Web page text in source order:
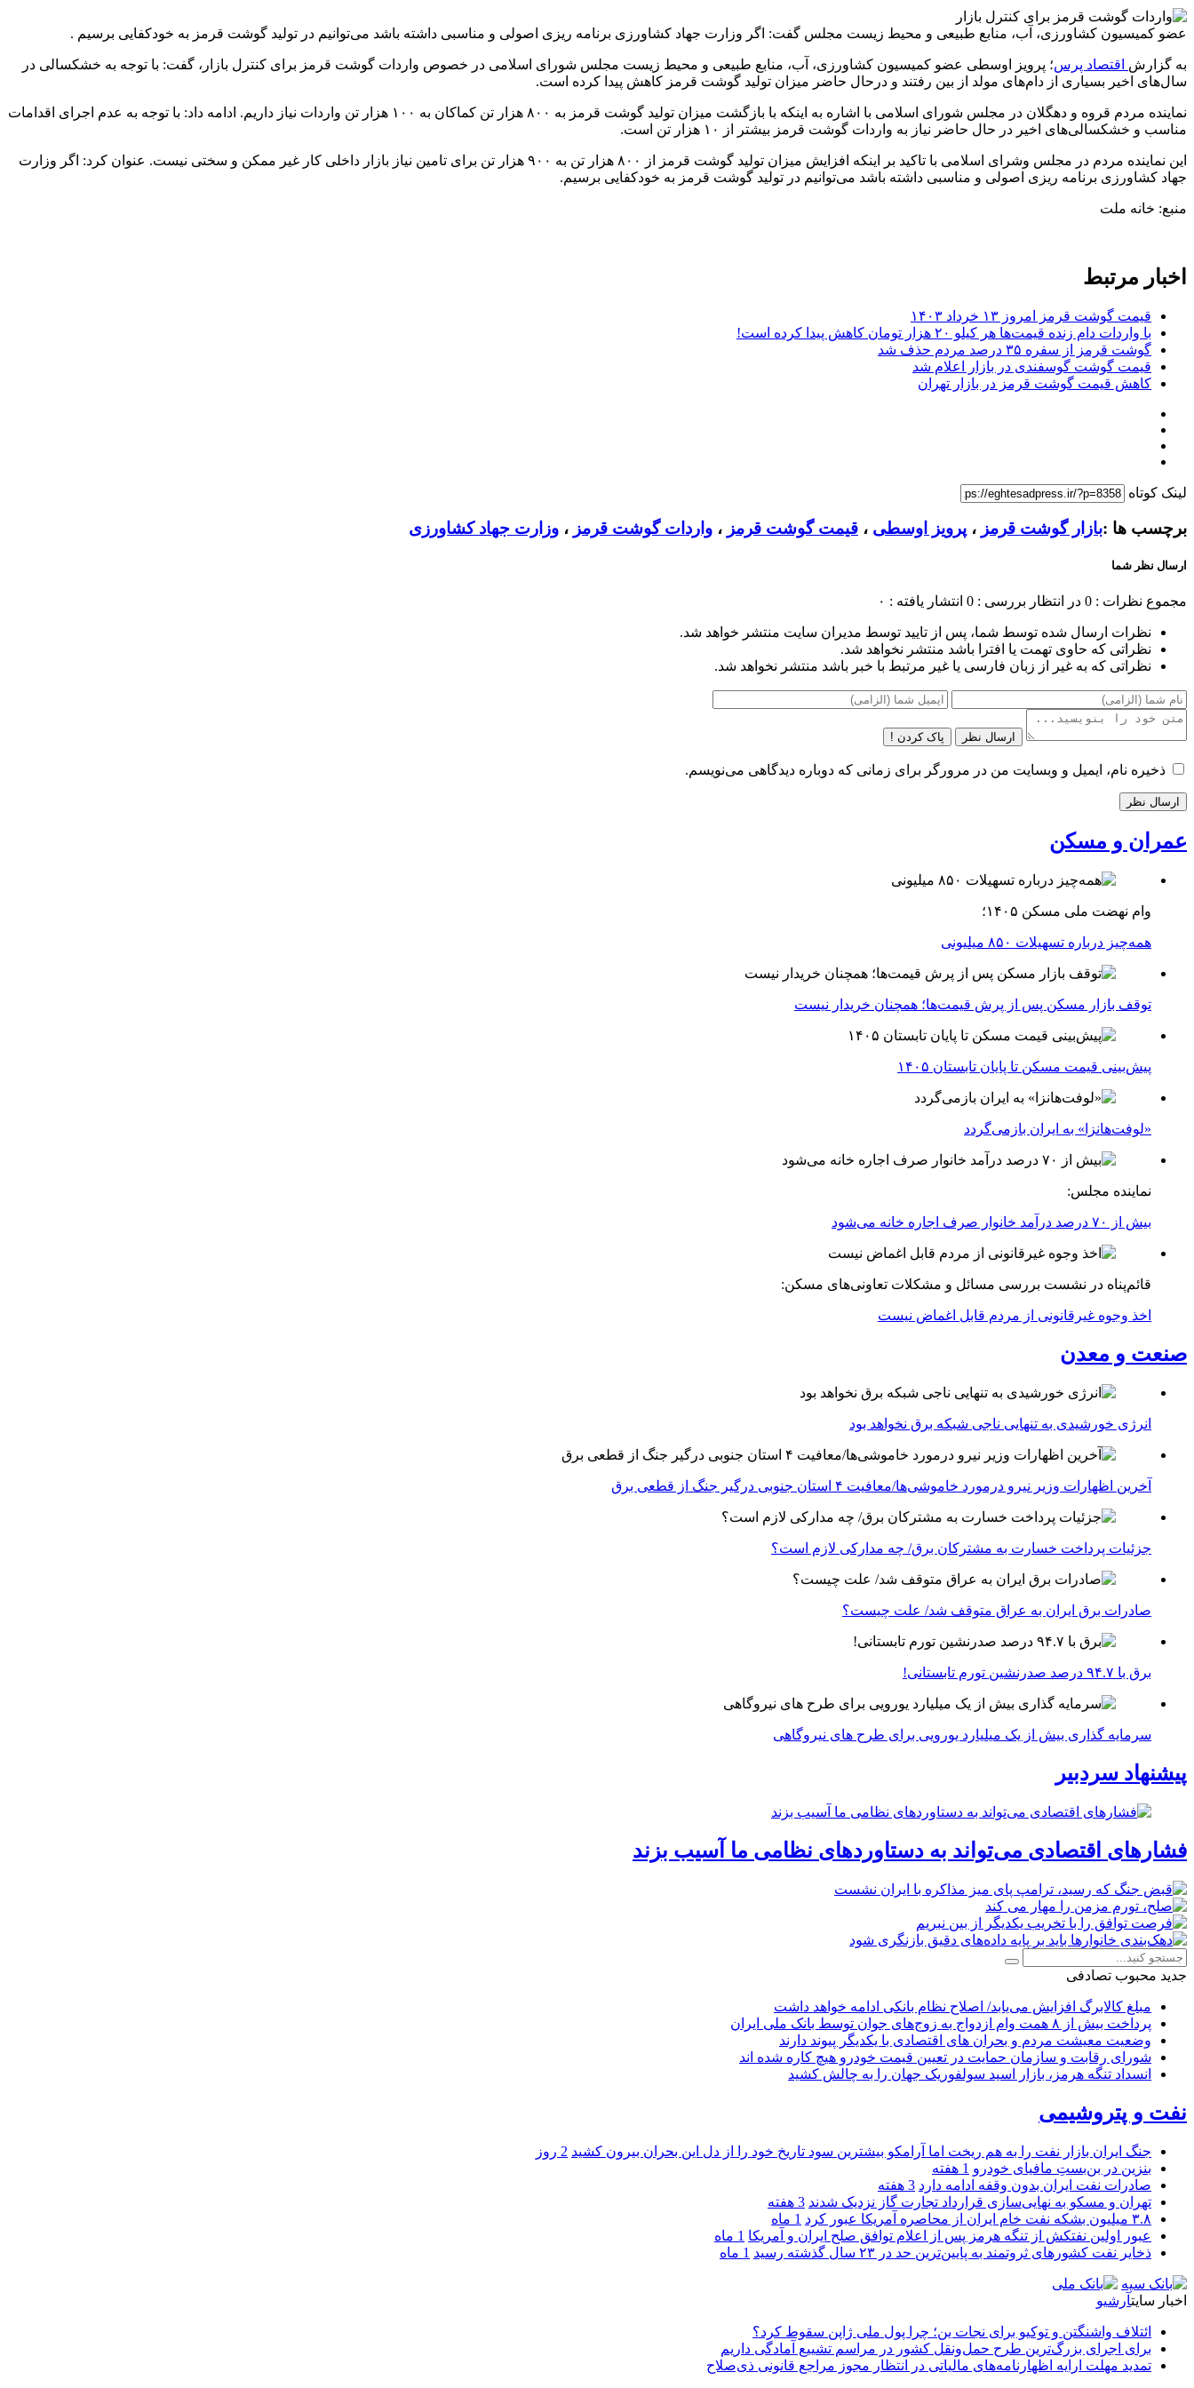
عضو کمیسیون کشاورزی، آب، منابع طبیعی و محیط زیست مجلس گفت: اگر وزارت جهاد کشاورزی برنامه ریزی اصولی و مناسبی داشته باشد می‌توانیم در تولید گوشت قرمز به خودکفایی برسیم .
به گزارش اقتصاد پرس؛ پرویز اوسطی عضو کمیسیون کشاورزی، آب، منابع طبیعی و محیط زیست مجلس شورای اسلامی در خصوص واردات گوشت قرمز برای کنترل بازار، گفت: با توجه به خشکسالی در
سال‌های اخیر بسیاری از دام‌های مولد از بین رفتند و درحال حاضر میزان تولید گوشت قرمز کاهش پیدا کرده است.
نماینده مردم قروه و دهگلان در مجلس شورای اسلامی با اشاره به اینکه با بازگشت میزان تولید گوشت قرمز به ۸۰۰ هزار تن کماکان به ۱۰۰ هزار تن واردات نیاز داریم. ادامه داد: با توجه به عدم اجرای اقدامات
مناسب و خشکسالی‌های اخیر در حال حاضر نیاز به واردات گوشت قرمز بیشتر از ۱۰ هزار تن است.
این نماینده مردم در مجلس وشرای اسلامی با تاکید بر اینکه افزایش میزان تولید گوشت قرمز از ۸۰۰ هزار تن به ۹۰۰ هزار تن برای تامین نیاز بازار داخلی کار غیر ممکن و سختی نیست. عنوان کرد: اگر وزارت
جهاد کشاورزی برنامه ریزی اصولی و مناسبی داشته باشد می‌توانیم در تولید گوشت قرمز به خودکفایی برسیم.
منبع: خانه ملت
اخبار مرتبط
قیمت گوشت قرمز امروز ۱۳ خرداد ۱۴۰۳
با واردات دام زنده قیمت‌ها هر کیلو ۲۰ هزار تومان کاهش پیدا کرده است!
گوشت قرمز از سفره ۳۵ درصد مردم حذف شد
قیمت گوشت گوسفندی در بازار اعلام شد
کاهش قیمت گوشت قرمز در بازار تهران
لینک کوتاه
برچسب ها :بازار گوشت قرمز ، پرویز اوسطی ، قیمت گوشت قرمز ، واردات گوشت قرمز ، وزارت جهاد کشاورزی
ارسال نظر شما
مجموع نظرات : 0 در انتظار بررسی : 0 انتشار یافته : ۰
نظرات ارسال شده توسط شما، پس از تایید توسط مدیران سایت منتشر خواهد شد.
نظراتی که حاوی تهمت یا افترا باشد منتشر نخواهد شد.
نظراتی که به غیر از زبان فارسی یا غیر مرتبط با خبر باشد منتشر نخواهد شد.
ارسال نظر پاک کردن !
ذخیره نام، ایمیل و وبسایت من در مرورگر برای زمانی که دوباره دیدگاهی می‌نویسم.
عمران و مسکن
وام نهضت ملی مسکن ۱۴۰۵؛
همه‌چیز درباره تسهیلات ۸۵۰ میلیونی
توقف بازار مسکن پس از پرش قیمت‌ها؛ همچنان خریدار نیست
پیش‌بینی قیمت مسکن تا پایان تابستان ۱۴۰۵
«لوفت‌هانزا» به ایران بازمی‌گردد
نماینده مجلس:
بیش از ۷۰ درصد درآمد خانوار صرف اجاره خانه می‌شود
قائم‌پناه در نشست بررسی مسائل و مشکلات تعاونی‌های مسکن:
اخذ وجوه غیرقانونی از مردم قابل اغماض نیست
صنعت و معدن
انرژی خورشیدی به تنهایی ناجی شبکه برق نخواهد بود
آخرین اظهارات وزیر نیرو درمورد خاموشی‌ها/معافیت ۴ استان جنوبی درگیر جنگ از قطعی برق
جزئیات پرداخت خسارت به مشترکان برق/ چه مدارکی لازم است؟
صادرات برق ایران به عراق متوقف شد/ علت چیست؟
برق با ۹۴.۷ درصد صدرنشین تورم تابستانی!
سرمایه گذاری بیش از یک میلیارد یورویی برای طرح های نیروگاهی
پیشنهاد سردبیر
فشارهای اقتصادی می‌تواند به دستاوردهای نظامی ما آسیب بزند
جدید محبوب تصادفی
مبلغ کالابرگ افزایش می‌یابد/ اصلاح نظام بانکی ادامه خواهد داشت
پرداخت بیش از ۸ همت وام ازدواج به زوج‌های جوان توسط بانک ملی ایران
وضعیت معیشت مردم و بحران های اقتصادی با یکدیگر پیوند دارند
شورای رقابت و سازمان حمایت در تعیین قیمت خودرو هیچ کاره شده اند
انسداد تنگه هرمز، بازار اسید سولفوریک جهان را به چالش کشید
نفت و پتروشیمی
جنگ ایران بازار نفت را به هم ریخت اما آرامکو بیشترین سود تاریخ خود را از دل این بحران بیرون کشید 2 روز
بنزین در بن‌بستِ مافیای خودرو 1 هفته
صادرات نفت ایران بدون وقفه ادامه دارد 3 هفته
تهران و مسکو به نهایی‌سازی قرارداد تجارت گاز نزدیک شدند 3 هفته
۳.۸ میلیون بشکه نفت خام ایران از محاصره آمریکا عبور کرد
1 ماه
عبور اولین نفتکش از تنگه هرمز پس از اعلام توافق صلح ایران و آمریکا 1 ماه
ذخایر نفت کشورهای ثروتمند به پایین‌ترین حد در ۲۳ سال گذشته رسید
1 ماه
اخبار سایتآرشیو
ائتلاف واشنگتن و توکیو برای نجات ین؛ چرا پول ملی ژاپن سقوط کرد؟
برای اجرای بزرگ‌ترین طرح حمل‌ونقل کشور در مراسم تشییع آمادگی داریم
تمدید مهلت ارایه اظهارنامه‌های مالیاتی در انتظار مجوز مراجع قانونی ذی‌‏صلاح